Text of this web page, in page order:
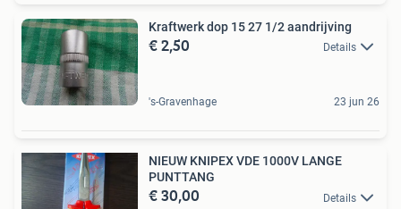
Kraftwerk dop 15 27 1/2 aandrijving
€ 2,50 Details
's-Gravenhage 23 jun 26
NIEUW KNIPEX VDE 1000V LANGE
PUNTTANG
€ 30,00 Details